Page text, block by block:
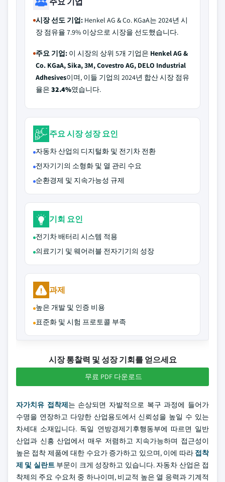
시장 선도 기업: Henkel AG & Co. KGaA는 2024년 시
장 점유율 7.9% 이상으로 시장을 선도했습니다.
주요 기업: 이 시장의 상위 5개 기업은 Henkel AG &
Co. KGaA, Sika, 3M, Covestro AG, DELO Industrial
Adhesives이며, 이들 기업의 2024년 합산 시장 점유
율은 32.4%였습니다.
주요 시장 성장 요인
자동차 산업의 디지털화 및 전기차 전환
전자기기의 소형화 및 열 관리 수요
순환경제 및 지속가능성 규제
기회 요인
전기차 배터리 시스템 적용
의료기기 및 웨어러블 전자기기의 성장
과제
높은 개발 및 인증 비용
표준화 및 시험 프로토콜 부족
시장 통찰력 및 성장 기회를 얻으세요
무료 PDF 다운로드
자가치유 접착제는 손상되면 자발적으로 복구 과정에 들어가
수명을 연장하고 다양한 산업용도에서 신뢰성을 높일 수 있는
차세대 소재입니다. 독일 연방경제기후행동부에 따르면 일반
산업과 신흥 산업에서 매우 저렴하고 지속가능하며 접근성이
높은 접착 제품에 대한 수요가 증가하고 있으며, 이에 따라 접착
제 및 실란트부문이 크게 성장하고 있습니다. 자동차 산업은 접
착제의 주요 수요처 중 하나이며, 비교적 높은 열 응력과 기계적